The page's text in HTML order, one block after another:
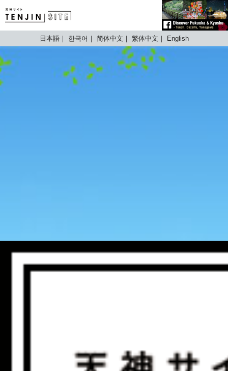
TENJIN SITE
日本語 한국어 简体中文 繁体中文 English